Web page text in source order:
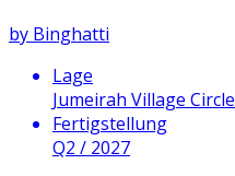
by Binghatti
Lage
Jumeirah Village Circle
Fertigstellung
Q2 / 2027